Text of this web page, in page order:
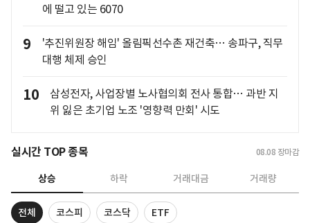
에 떨고 있는 6070
9
'추진위원장 해임' 올림픽선수촌 재건축… 송파구, 직무
대행 체제 승인
10
삼성전자, 사업장별 노사협의회 전사 통합… 과반 지
위 잃은 초기업 노조 '영향력 만회' 시도
실시간 TOP 종목 08.08 장마감
상승 하락 거래대금 거래량
전체 코스피 코스닥 ETF